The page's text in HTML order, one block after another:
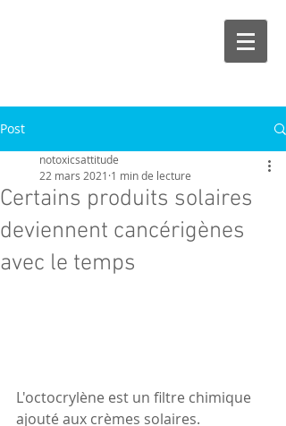
Post
Certains produits solaires
deviennent cancérigènes
avec le temps
notoxicsattitude
22 mars 2021 1 min de lecture
L'octocrylène est un filtre chimique
ajouté aux crèmes solaires.